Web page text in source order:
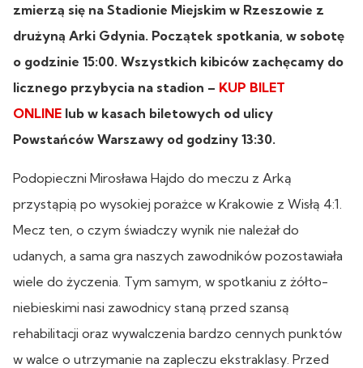
zmierzą się na Stadionie Miejskim w Rzeszowie z
drużyną Arki Gdynia. Początek spotkania, w sobotę
o godzinie 15:00. Wszystkich kibiców zachęcamy do
licznego przybycia na stadion – KUP BILET
ONLINE lub w kasach biletowych od ulicy
Powstańców Warszawy od godziny 13:30.
Podopieczni Mirosława Hajdo do meczu z Arką
przystąpią po wysokiej porażce w Krakowie z Wisłą 4:1.
Mecz ten, o czym świadczy wynik nie należał do
udanych, a sama gra naszych zawodników pozostawiała
wiele do życzenia. Tym samym, w spotkaniu z żółto-
niebieskimi nasi zawodnicy staną przed szansą
rehabilitacji oraz wywalczenia bardzo cennych punktów
w walce o utrzymanie na zapleczu ekstraklasy. Przed